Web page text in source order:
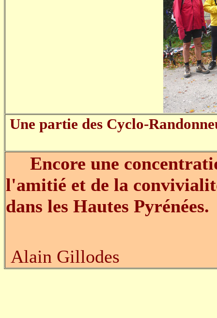
Une partie des Cyclo-
Encore une
l'amitié et de la
dans les Hautes Pyrénées.
Alain Gillodes